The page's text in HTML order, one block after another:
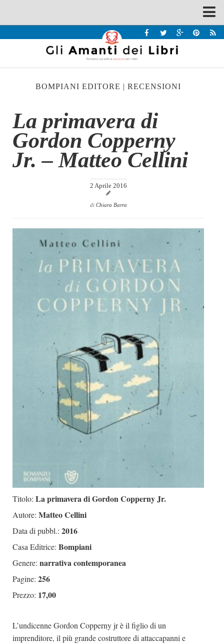
Recensioni
Interviste & Incontri
Chi siamo
Contatti
Eventi
Dicono di Noi
Rassegna Stampa
Archivio
Generi
Giallo Stresa
Tabù Festival 2014
A Tutto Volume
Salone di Torino
BOMPIANI EDITORE | RECENSIONI
La primavera di
Gordon Copperny
Jr. – Matteo Cellini
2 Aprile 2016
di Chiara Barra
Titolo: La primavera di Gordon Copperny Jr.
Autore: Matteo Cellini
Data di pubbl.: 2016
Casa Editrice: Bompiani
Genere: narrativa contemporanea
Pagine: 256
Prezzo: 17,00
L’undicenne Gordon Copperny jr è il figlio di un
imprenditore, il più grande costruttore di attaccapanni e